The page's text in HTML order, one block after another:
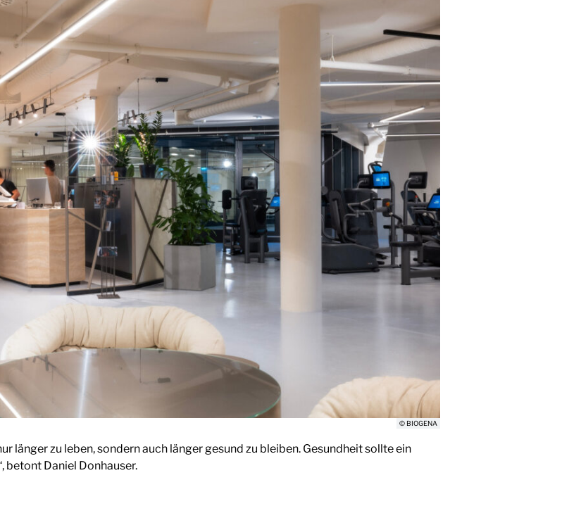
© BIOGENA
länger zu leben, sondern auch länger gesund zu bleiben. Gesundheit sollte ein
betont Daniel Donhauser.